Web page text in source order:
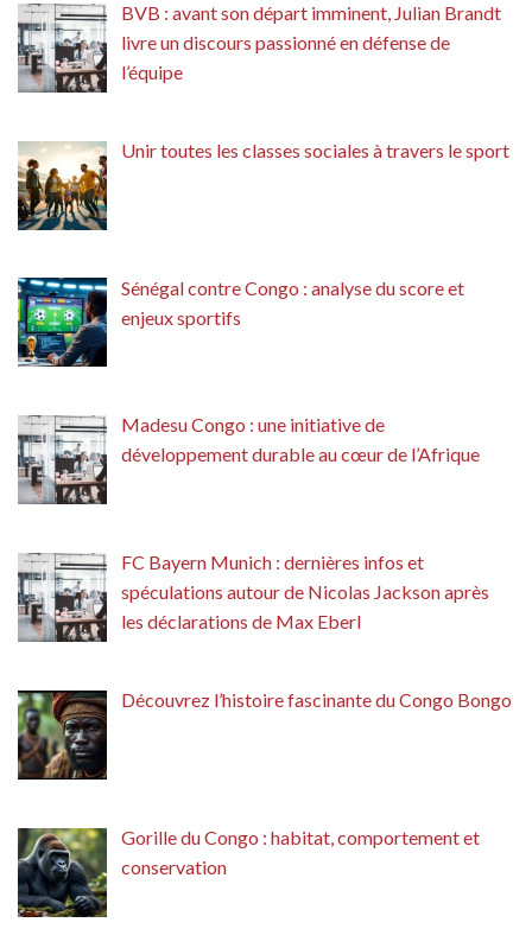
BVB : avant son départ imminent, Julian Brandt
livre un discours passionné en défense de
l’équipe
Unir toutes les classes sociales à travers le sport
Sénégal contre Congo : analyse du score et
enjeux sportifs
Madesu Congo : une initiative de
développement durable au cœur de l’Afrique
FC Bayern Munich : dernières infos et
spéculations autour de Nicolas Jackson après
les déclarations de Max Eberl
Découvrez l’histoire fascinante du Congo Bongo
Gorille du Congo : habitat, comportement et
conservation